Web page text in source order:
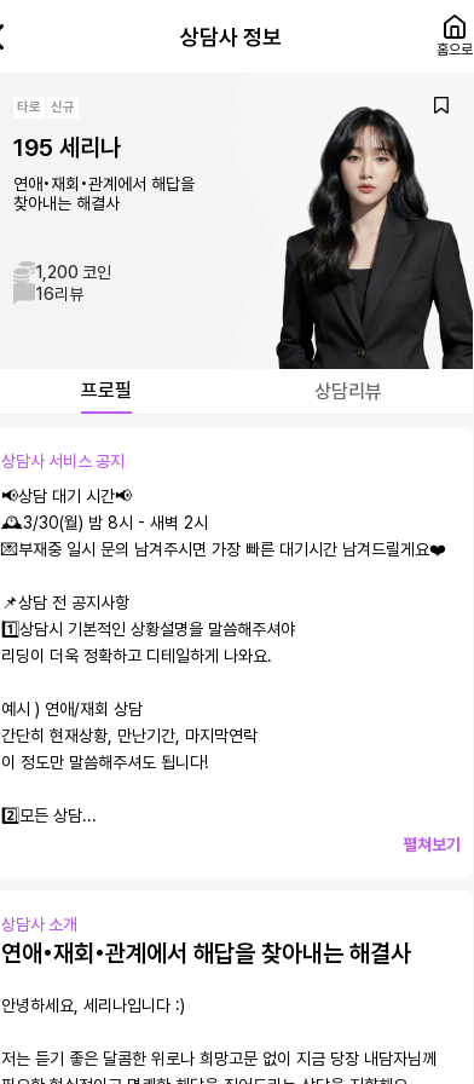
상담사 정보
홈으로
타로 신규
195 세리나
연애•재회•관계에서 해답을
찾아내는 해결사
1,200 코인
16리뷰
프로필 상담리뷰
상담사 서비스 공지
📢상담 대기 시간📢
🕰️3/30(월) 밤 8시 - 새벽 2시
💌부재중 일시 문의 남겨주시면 가장 빠른 대기시간 남겨드릴게요❤️
📌상담 전 공지사항
1️⃣상담시 기본적인 상황설명을 말씀해주셔야
리딩이 더욱 정확하고 디테일하게 나와요.
예시 ) 연애/재회 상담
간단히 현재상황, 만난기간, 마지막연락
이 정도만 말씀해주셔도 됩니다!
2️⃣모든 상담...
펼쳐보기
상담사 소개
연애•재회•관계에서 해답을 찾아내는 해결사
안녕하세요, 세리나입니다 :)
저는 듣기 좋은 달콤한 위로나 희망고문 없이 지금 당장 내담자님께